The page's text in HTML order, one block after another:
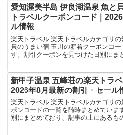
愛知渥美半島 伊良湖温泉 魚と
トラベルクーポンコード｜
ル情報
楽天トラベル 楽天トラベルカテゴリ
貝のうまい宿 玉川の新着クーポンコ
す。割引クーポンを見つけた日別にま
のが最新の割引クーポンになります
新甲子温泉 五峰荘の楽天トラ
2026年8月最新の割引・セール
楽天トラベル 楽天トラベルカテゴリ
ポンコードの一覧を随時まとめていま
別にまとめており、記事の上にあるも
ます。ホテル・旅館宿泊の予約など